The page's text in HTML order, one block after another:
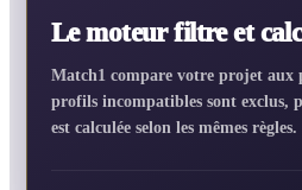
Le moteur filtre et
Match1 compare votre projet aux
profils incompatibles sont exclus,
est calculée selon les mêmes règles.